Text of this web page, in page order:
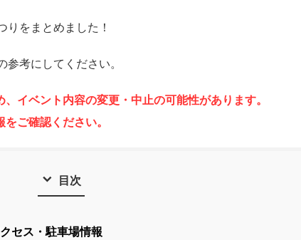
りをまとめました！
考にしてください。
イベント内容の変更・中止の可能性があります。
ご確認ください。
目次
セス・駐車場情報